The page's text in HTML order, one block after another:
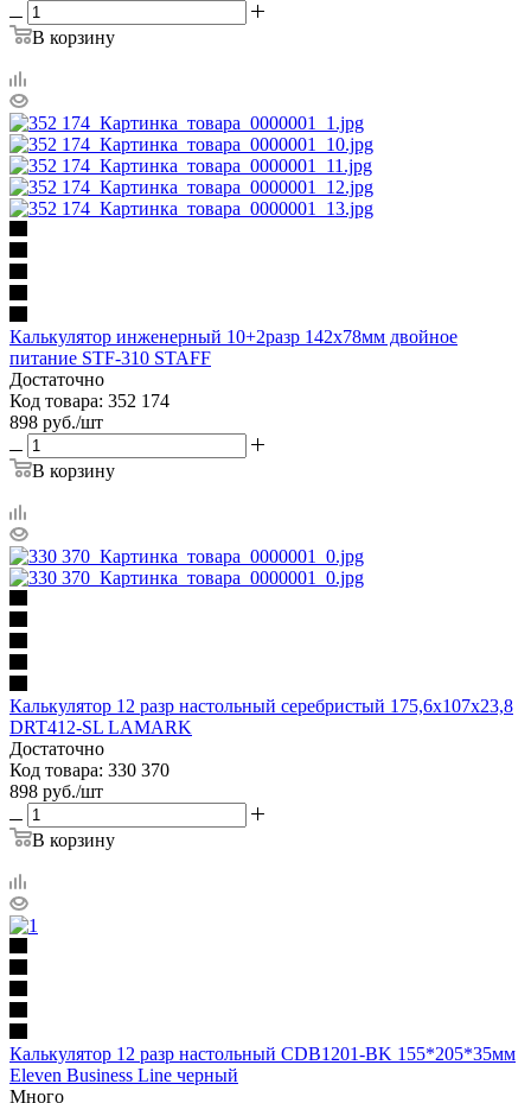
В корзину
Калькулятор инженерный 10+2разр 142х78мм двойное
питание STF-310 STAFF
Достаточно
Код товара: 352 174
898 руб./шт
В корзину
Калькулятор 12 разр настольный серебристый 175,6x107x23,8
DRT412-SL LAMARK
Достаточно
Код товара: 330 370
898 руб./шт
В корзину
Калькулятор 12 разр настольный CDB1201-BK 155*205*35мм
Eleven Business Line черный
Много